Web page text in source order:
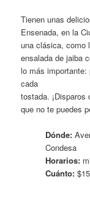
Tienen unas
Ensenada, en la
una clásica, como
ensalada de jaiba
lo más importante:
cada
tostada.
que no te puedes
Dónde:
Condesa
Horarios:
Cuánto: